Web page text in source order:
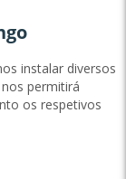
instalar diversos
permitirá
os respetivos